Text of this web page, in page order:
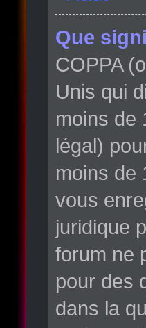
Que
COPPA
Unis qui
moins de
légal)
moins de
vous
juridique
forum ne
pour des
dans la